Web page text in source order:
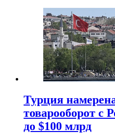
Турция
товарооборот с
до $100 млрд